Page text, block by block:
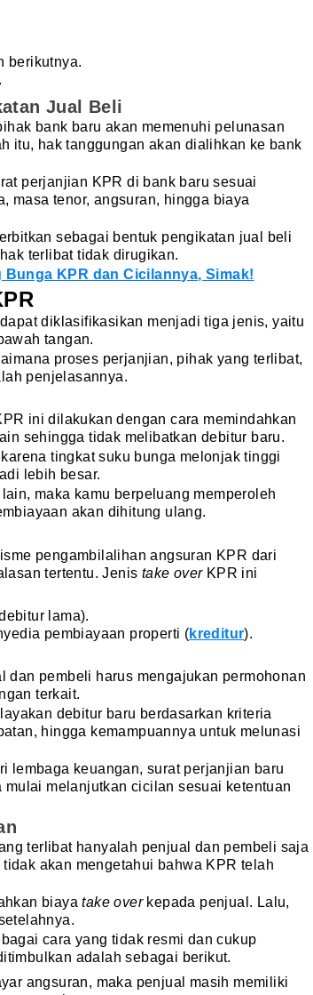
berikutnya.
Jual Beli
bank baru akan memenuhi pelunasan
itu, hak tanggungan akan dialihkan ke bank
perjanjian KPR di bank baru sesuai
masa tenor, angsuran, hingga biaya
sebagai bentuk pengikatan jual beli
terlibat tidak dirugikan.
KPR dan Cicilannya, Simak!
diklasifikasikan menjadi tiga jenis, yaitu
tangan.
proses perjanjian, pihak yang terlibat,
penjelasannya.
ini dilakukan dengan cara memindahkan
sehingga tidak melibatkan debitur baru.
tingkat suku bunga melonjak tinggi
lebih besar.
maka kamu berpeluang memperoleh
akan dihitung ulang.
pengambilalihan angsuran KPR dari
tertentu. Jenis take overKPR ini
lama).
pembiayaan properti (kreditur).
dan pembeli harus mengajukan permohonan
terkait.
debitur baru berdasarkan kriteria
hingga kemampuannya untuk melunasi
lembaga keuangan, surat perjanjian baru
melanjutkan cicilan sesuai ketentuan
terlibat hanyalah penjual dan pembeli saja
akan mengetahui bahwa KPR telah
biayatake overkepada penjual. Lalu,
cara yang tidak resmi dan cukup
adalah sebagai berikut.
angsuran, maka penjual masih memiliki